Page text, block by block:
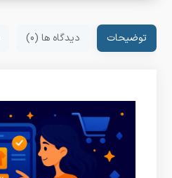
توضیحات دیدگاه ها (0)